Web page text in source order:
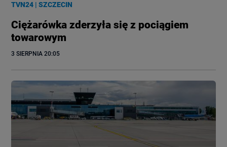
TVN24 |SZCZECIN
Ciężarówka zderzyła się z pociągiem
towarowym
3 SIERPNIA 20:05